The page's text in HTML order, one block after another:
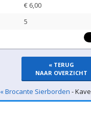
€ 6,00
5
« TERUG
NAAR OVERZICHT
« Brocante Sierborden -